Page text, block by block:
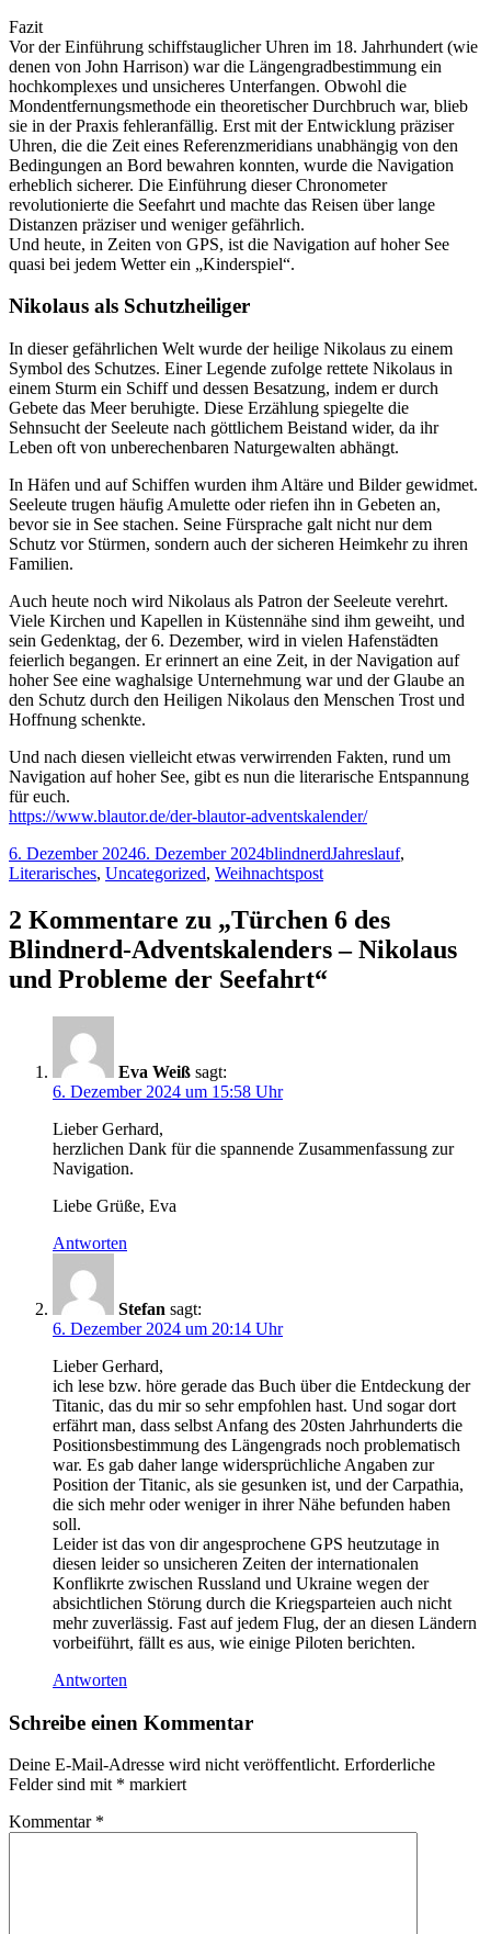
Fazit
Vor der Einführung schiffstauglicher Uhren im 18. Jahrhundert (wie
denen von John Harrison) war die Längengradbestimmung ein
hochkomplexes und unsicheres Unterfangen. Obwohl die
Mondentfernungsmethode ein theoretischer Durchbruch war, blieb
sie in der Praxis fehleranfällig. Erst mit der Entwicklung präziser
Uhren, die die Zeit eines Referenzmeridians unabhängig von den
Bedingungen an Bord bewahren konnten, wurde die Navigation
erheblich sicherer. Die Einführung dieser Chronometer
revolutionierte die Seefahrt und machte das Reisen über lange
Distanzen präziser und weniger gefährlich.
Und heute, in Zeiten von GPS, ist die Navigation auf hoher See
quasi bei jedem Wetter ein „Kinderspiel“.
Nikolaus als Schutzheiliger
In dieser gefährlichen Welt wurde der heilige Nikolaus zu einem
Symbol des Schutzes. Einer Legende zufolge rettete Nikolaus in
einem Sturm ein Schiff und dessen Besatzung, indem er durch
Gebete das Meer beruhigte. Diese Erzählung spiegelte die
Sehnsucht der Seeleute nach göttlichem Beistand wider, da ihr
Leben oft von unberechenbaren Naturgewalten abhängt.
In Häfen und auf Schiffen wurden ihm Altäre und Bilder gewidmet.
Seeleute trugen häufig Amulette oder riefen ihn in Gebeten an,
bevor sie in See stachen. Seine Fürsprache galt nicht nur dem
Schutz vor Stürmen, sondern auch der sicheren Heimkehr zu ihren
Familien.
Auch heute noch wird Nikolaus als Patron der Seeleute verehrt.
Viele Kirchen und Kapellen in Küstennähe sind ihm geweiht, und
sein Gedenktag, der 6. Dezember, wird in vielen Hafenstädten
feierlich begangen. Er erinnert an eine Zeit, in der Navigation auf
hoher See eine waghalsige Unternehmung war und der Glaube an
den Schutz durch den Heiligen Nikolaus den Menschen Trost und
Hoffnung schenkte.
Und nach diesen vielleicht etwas verwirrenden Fakten, rund um
Navigation auf hoher See, gibt es nun die literarische Entspannung
für euch.
https://www.blautor.de/der-blautor-adventskalender/
Veröffentlicht
am
6. Dezember 20246. Dezember 2024Autor
blindnerdKategorien
Jahreslauf,
Literarisches, Uncategorized, Weihnachtspost
2 Kommentare zu „Türchen 6 des
Blindnerd-Adventskalenders – Nikolaus
und Probleme der Seefahrt“
Eva Weiß sagt:
6. Dezember 2024 um 15:58 Uhr
Lieber Gerhard,
herzlichen Dank für die spannende Zusammenfassung zur
Navigation.
Liebe Grüße, Eva
Antworten
Stefan sagt:
6. Dezember 2024 um 20:14 Uhr
Lieber Gerhard,
ich lese bzw. höre gerade das Buch über die Entdeckung der
Titanic, das du mir so sehr empfohlen hast. Und sogar dort
erfährt man, dass selbst Anfang des 20sten Jahrhunderts die
Positionsbestimmung des Längengrads noch problematisch
war. Es gab daher lange widersprüchliche Angaben zur
Position der Titanic, als sie gesunken ist, und der Carpathia,
die sich mehr oder weniger in ihrer Nähe befunden haben
soll.
Leider ist das von dir angesprochene GPS heutzutage in
diesen leider so unsicheren Zeiten der internationalen
Konflikrte zwischen Russland und Ukraine wegen der
absichtlichen Störung durch die Kriegsparteien auch nicht
mehr zuverlässig. Fast auf jedem Flug, der an diesen Ländern
vorbeiführt, fällt es aus, wie einige Piloten berichten.
Antworten
Schreibe einen Kommentar
Deine E-Mail-Adresse wird nicht veröffentlicht. Erforderliche
Felder sind mit * markiert
Kommentar *